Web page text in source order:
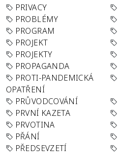
PRIVACY
PROBLÉMY
PROGRAM
PROJEKT
PROJEKTY
PROPAGANDA
PROTI-PANDEMICKÁ
OPATŘENÍ
PRŮVODCOVÁNÍ
PRVNÍ KAZETA
PRVOTINA
PŘÁNÍ
PŘEDSEVZETÍ